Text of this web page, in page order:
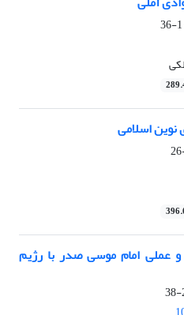
1-36
اسلامی
و عملی امام موسی صدر با رژیم